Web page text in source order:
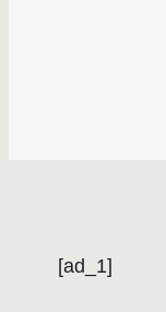
[ad_1]